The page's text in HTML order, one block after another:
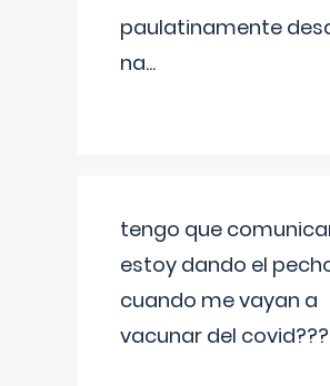
paulatinamente
na...
tengo que
estoy dando el
cuando me vayan a
vacunar del